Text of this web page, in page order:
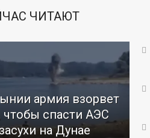
ЧИТАЮТ
армия взорвет
чтобы спасти АЭС
на Дунае